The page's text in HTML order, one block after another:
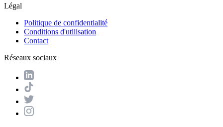
Légal
Politique de confidentialité
Conditions d'utilisation
Contact
Réseaux sociaux